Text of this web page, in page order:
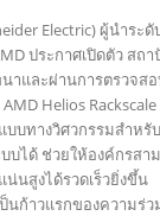
Electric) ผู้นำระ
ประกาศเปิดตัว สถ
าและผ่านการตรวจส
Helios
บทางวิศวกรรมสำหรั
บได้ ช่วยให้องค์กรสา
นสูงได้รวดเร็วยิ่งขึ้น
นก้าวแรกของความร่ว